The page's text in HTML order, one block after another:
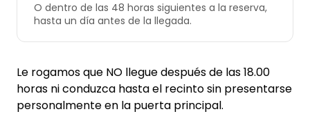
O dentro de las 48 horas siguientes a la reserva,
hasta un día antes de la llegada.
Le rogamos que NO llegue después de las 18.00
horas ni conduzca hasta el recinto sin presentarse
personalmente en la puerta principal.